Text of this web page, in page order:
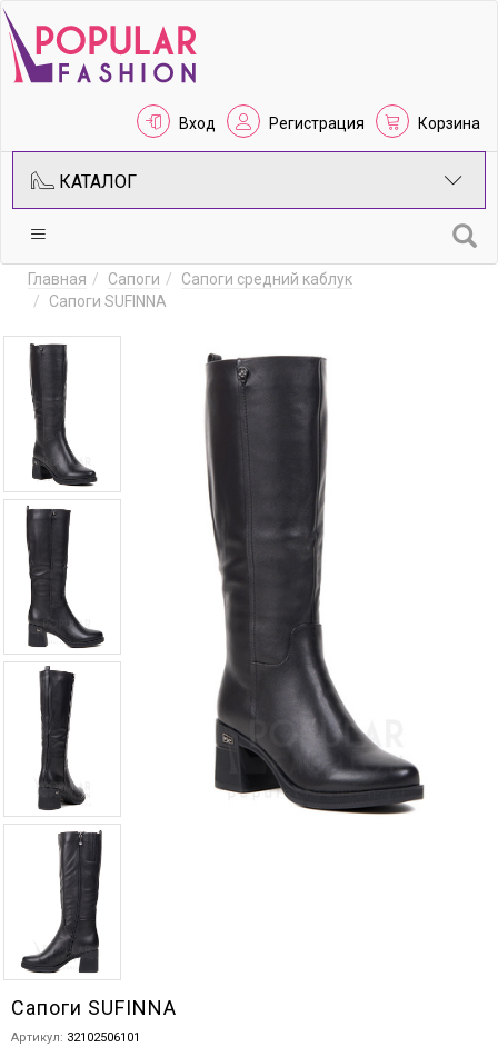
Вход Регистрация Корзина
КАТАЛОГ
Главная Сапоги
Сапоги средний каблук
Сапоги SUFINNA
Сапоги SUFINNA
Артикул: 32102506101